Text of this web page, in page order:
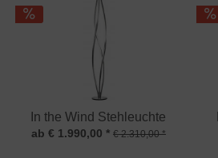
In the Wind Stehleuchte
ab € 1.990,00 * € 2.310,00 *